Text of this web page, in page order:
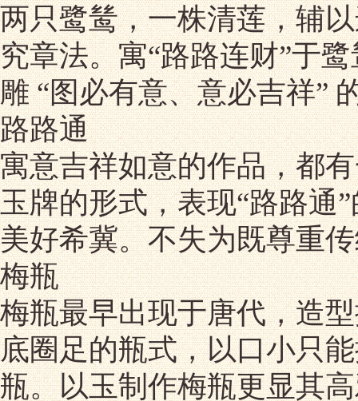
两只鹭鸶，一株清莲，辅
究章法。寓“路路连财”于
雕 “图必有意、意必吉祥”
路路通
寓意吉祥如意的作品，都
玉牌的形式，表现“路路通
美好希冀。不失为既尊重
梅瓶
梅瓶最早出现于唐代，造
底圈足的瓶式，以口小只
瓶。以玉制作梅瓶更显其